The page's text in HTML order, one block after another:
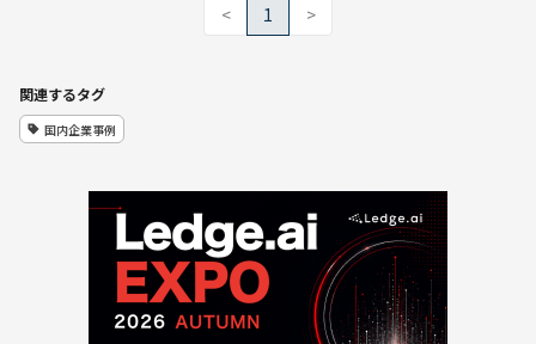
< 1 >
関連するタグ
国内企業事例